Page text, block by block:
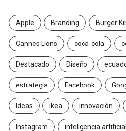
Apple Branding Burger
Cannes Lions coca-cola
Destacado Diseño
estrategia Facebook
Ideas ikea innovación
Instagram inteligencia artificial